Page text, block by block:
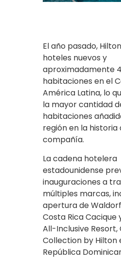
El año pasado,
hoteles nuevos y
aproximadamente
habitaciones en el
América Latina, lo
la mayor cantidad
habitaciones
región en la historia
compañía.
La cadena hotelera
estadounidense
inauguraciones a
múltiples marcas,
apertura de
Costa Rica Cacique
All-Inclusive Resort,
Collection by Hilton
República